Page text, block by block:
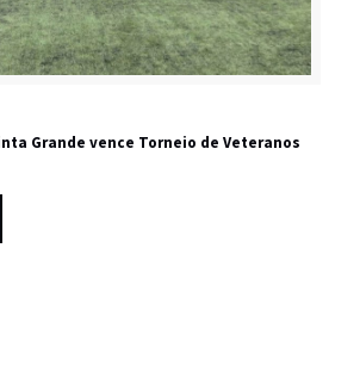
Grande vence Torneio de Veteranos